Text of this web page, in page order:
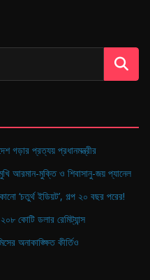
গড়ার প্রত্যয় প্রধানমন্ত্রীর
আরমান-মুক্তি ও শিবাসানু-জয় প্যানেল
‘চতুর্থ ইডিয়ট’, গল্প ২০ বছর পরের!
কোটি ডলার রেমিট্যান্স
অনাকাঙ্ক্ষিত কীর্তিও